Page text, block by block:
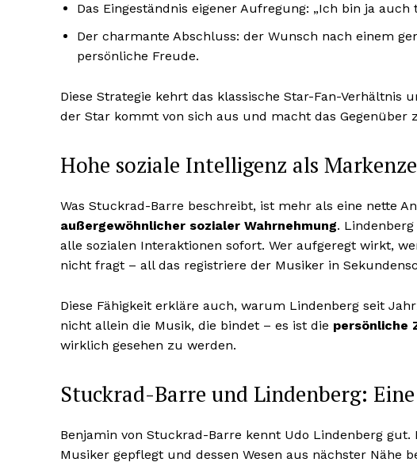
Das Eingeständnis eigener Aufregung: „Ich bin ja
Der charmante Abschluss: der Wunsch nach einem
persönliche Freude.
Diese Strategie kehrt das klassische Star-Fan-
der Star kommt von sich aus und macht das Gegenüber
Hohe soziale Intelligenz als
Was Stuckrad-Barre beschreibt, ist mehr als eine nette
außergewöhnlicher sozialer Wahrnehmung.
alle sozialen Interaktionen sofort. Wer aufgeregt wirkt,
nicht fragt – all das registriere der Musiker in
Diese Fähigkeit erkläre auch, warum Lindenberg seit
nicht allein die Musik, die bindet – es ist die persönliche
wirklich gesehen zu werden.
Stuckrad-Barre und Lindenberg:
Benjamin von Stuckrad-Barre kennt Udo Lindenberg
Musiker gepflegt und dessen Wesen aus nächster Nähe